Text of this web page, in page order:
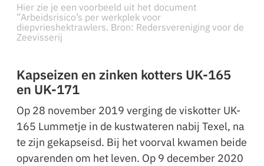
Hier zie je een voorbeeld uit het document
”Arbeidsrisico’s per werkplek voor
diepvrieshektrawlers. Bron: Redersvereniging voor de
Zeevisserij
Kapseizen en zinken kotters UK-165
en UK-171
Op 28 november 2019 verging de viskotter UK-
165 Lummetje in de kustwateren nabij Texel, na
te zijn gekapseisd. Bij het voorval kwamen beide
opvarenden om het leven. Op 9 december 2020